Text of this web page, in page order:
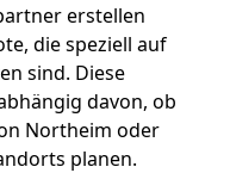
erstellen
die speziell auf
sind. Diese
davon, ob
Northeim oder
planen.